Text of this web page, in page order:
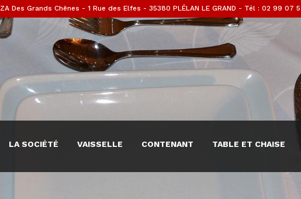
ZA Des Grands Chênes - 1 Rue des Elfes - 35380 PLÉLAN LE GRAND - Tél : 02 99 07
LA SOCIÉTÉ VAISSELLE CONTENANT TABLE ET CHAISE